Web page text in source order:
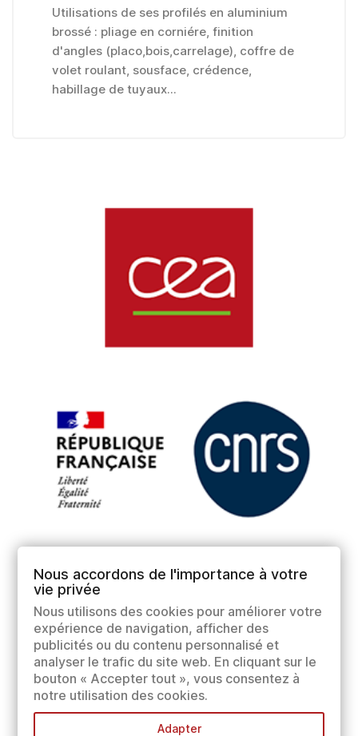
Utilisations de ses profilés en aluminium
brossé : pliage en corniére, finition
d'angles (placo,bois,carrelage), coffre de
volet roulant, sousface, crédence,
habillage de tuyaux...
Nous accordons de l'importance à votre
vie privée
Nous utilisons des cookies pour améliorer votre
expérience de navigation, afficher des
publicités ou du contenu personnalisé et
analyser le trafic du site web. En cliquant sur le
bouton « Accepter tout », vous consentez à
notre utilisation des cookies.
Adapter